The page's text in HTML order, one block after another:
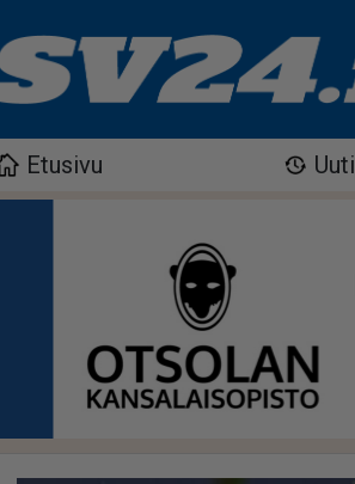
Etusivu